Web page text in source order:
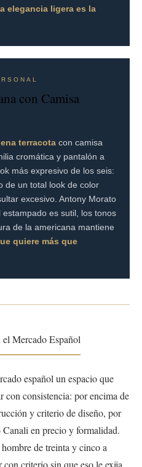
elegancia ligera es la
con Camisa
terracota con camisa
cromática y pantalón a
más expresivo de los seis:
de un total look de color
excesivo. Antony Morato
es sutil, los tonos
de la americana mantiene
quiere más que
Mercado Español
español un espacio que
con consistencia: por encima de
y criterio de diseño, por
en precio y formalidad.
de treinta y cinco a
criterio sin que eso le exija